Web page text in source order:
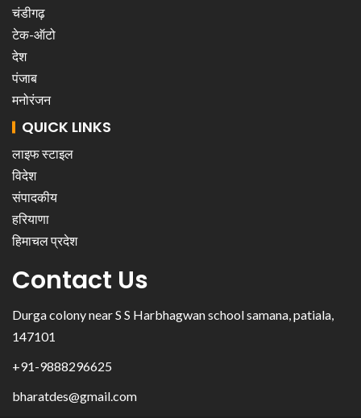
चंडीगढ़
टेक-ऑटो
देश
पंजाब
मनोरंजन
QUICK LINKS
लाइफ स्टाइल
विदेश
संपादकीय
हरियाणा
हिमाचल प्रदेश
Contact Us
Durga colony near S S Harbhagwan school samana, patiala,
147101
+91-9888296625
bharatdes@gmail.com